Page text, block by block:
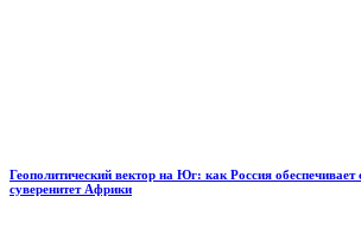
Геополитический вектор на Юг: как Россия обеспечивает
суверенитет Африки